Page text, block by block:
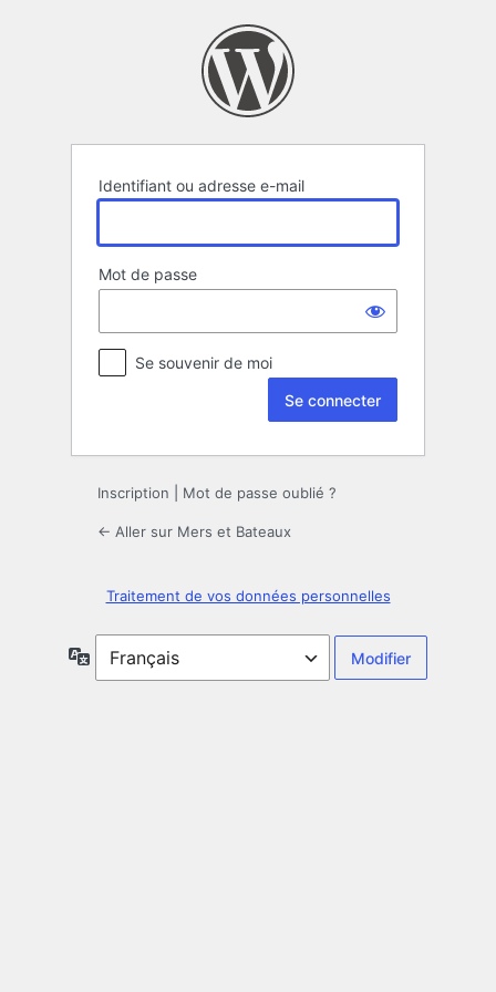
Identifiant ou adresse e-mail
Mot de passe
Se souvenir de moi
Inscription Mot de passe oublié ?
← Aller sur Mers et Bateaux
Traitement de vos données personnelles
Langue